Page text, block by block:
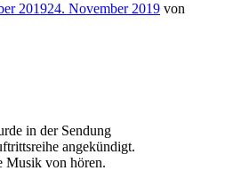
201924. November 2019 von
in der Sendung
angekündigt.
Musik von hören.